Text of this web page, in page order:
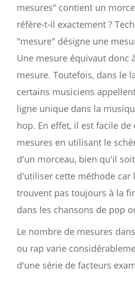
mesures" contient un
réfère-t-il exactement ?
"mesure" désigne une
Une mesure équivaut donc
mesure. Toutefois, dans le
certains musiciens
ligne unique dans la
hop. En effet, il est facile de
mesures en utilisant le
d'un morceau, bien qu'il
d'utiliser cette méthode car
trouvent pas toujours à la
dans les chansons de pop
Le nombre de mesures
ou rap varie
d'une série de facteurs